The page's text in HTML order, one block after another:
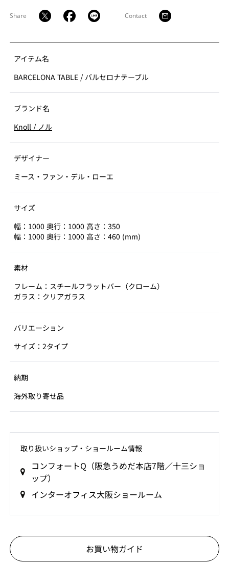
Share Contact
アイテム名
BARCELONA TABLE / バルセロナテーブル
ブランド名
Knoll / ノル
デザイナー
ミース・ファン・デル・ローエ
サイズ
幅：1000 奥行：1000 高さ：350
幅：1000 奥行：1000 高さ：460 (mm)
素材
フレーム：スチールフラットバー（クローム）
ガラス：クリアガラス
バリエーション
サイズ：2タイプ
納期
海外取り寄せ品
取り扱いショップ‧ショールーム情報
コンフォートQ（阪急うめだ本店7階／十三ショ
ップ）
インターオフィス大阪ショールーム
お買い物ガイド